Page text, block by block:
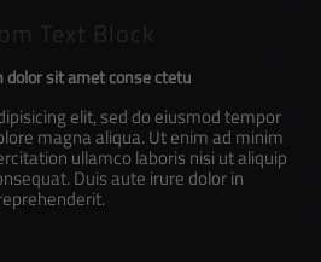
Text Block
dolor sit amet conse ctetu
elit, sed do eiusmod tempor
magna aliqua. Ut enim ad minim
ullamco laboris nisi ut aliquip
Duis aute irure dolor in